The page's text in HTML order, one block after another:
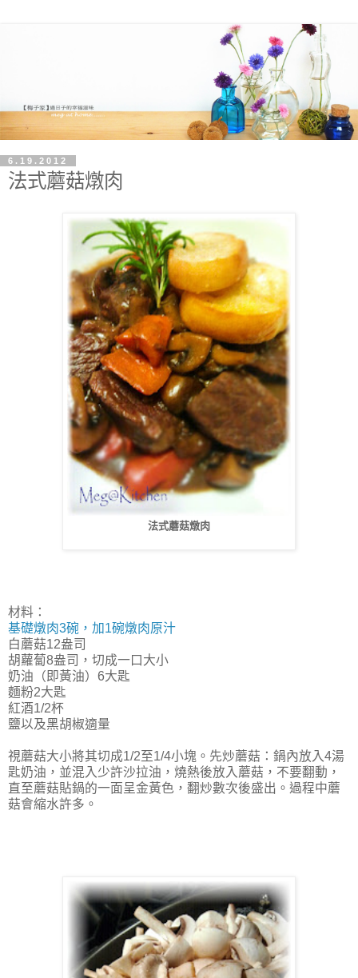
6.19.2012
法式蘑菇燉肉
法式蘑菇燉肉
材料：
基礎燉肉3碗，加1碗燉肉原汁
白蘑菇12盎司
胡蘿蔔8盎司，切成一口大小
奶油（即黃油）6大匙
麵粉2大匙
紅酒1/2杯
鹽以及黑胡椒適量
視蘑菇大小將其切成1/2至1/4小塊。先炒蘑菇：鍋內放入4湯
匙奶油，並混入少許沙拉油，燒熱後放入蘑菇，不要翻動，
直至蘑菇貼鍋的一面呈金黃色，翻炒數次後盛出。過程中蘑
菇會縮水許多。